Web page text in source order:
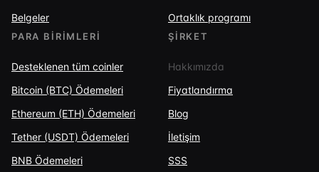
Belgeler
PARA BIRIMLERI
Desteklenen tüm coinler
Bitcoin (BTC) Ödemeleri
Ethereum (ETH) Ödemeleri
Tether (USDT) Ödemeleri
BNB Ödemeleri
Ortaklık programı
ŞIRKET
Hakkımızda
Fiyatlandırma
Blog
İletişim
SSS